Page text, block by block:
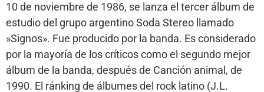
10 de noviembre de 1986, se lanza el tercer álbum de
estudio del grupo argentino Soda Stereo llamado
»Signos». Fue producido por la banda. Es considerado
por la mayoría de los críticos como el segundo mejor
álbum de la banda, después de Canción animal, de
1990. El ránking de álbumes del rock latino (J.L.